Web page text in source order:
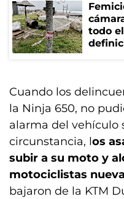
todo
Cuando los
la Ninja 650, no
alarma del vehículo
circunstancia, los
subir a su moto y
motociclistas
bajaron de la KTM